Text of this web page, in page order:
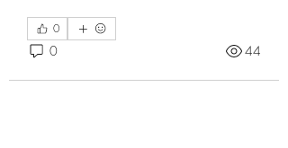
0
0 44